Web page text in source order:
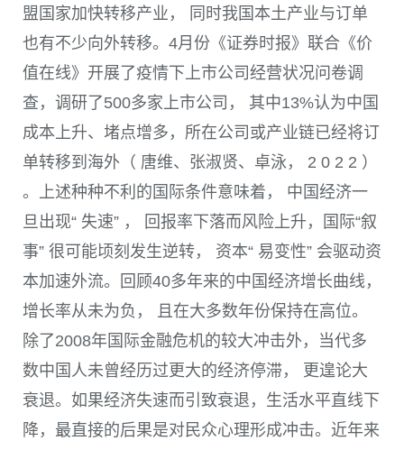
盟国家加快转移产业， 同时我国本土产业与订单
也有不少向外转移。 4月份《证券时报》联合《价
值在线》开展了疫情下上市公司经营状况问卷调
查，调研了500多家上市公司， 其中13%认为中国
成本上升、堵点增多，所在公司或产业链已经将订
单转移到海外（ 唐维、张淑贤、卓泳， 2 0 2 2 ）
。上述种种不利的国际条件意味着， 中国经济一
旦出现“ 失速” ， 回报率下落而风险上升，国际“叙
事” 很可能顷刻发生逆转， 资本“ 易变性” 会驱动资
本加速外流。回顾40多年来的中国经济增长曲线，
增长率从未为负， 且在大多数年份保持在高位。
除了2008年国际金融危机的较大冲击外，当代多
数中国人未曾经历过更大的经济停滞， 更遑论大
衰退。如果经济失速而引致衰退，生活水平直线下
降，最直接的后果是对民众心理形成冲击。近年来